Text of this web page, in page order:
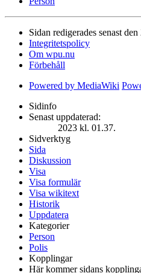
Sidan redigerades senast
Integritetspolicy
Om wpu.nu
Förbehåll
Powered by MediaWiki
Sidinfo
Senast uppdaterad:
2023 kl. 01.37.
Sidverktyg
Sida
Diskussion
Visa
Visa formulär
Visa wikitext
Historik
Uppdatera
Kategorier
Person
Polis
Kopplingar
Här kommer sidans